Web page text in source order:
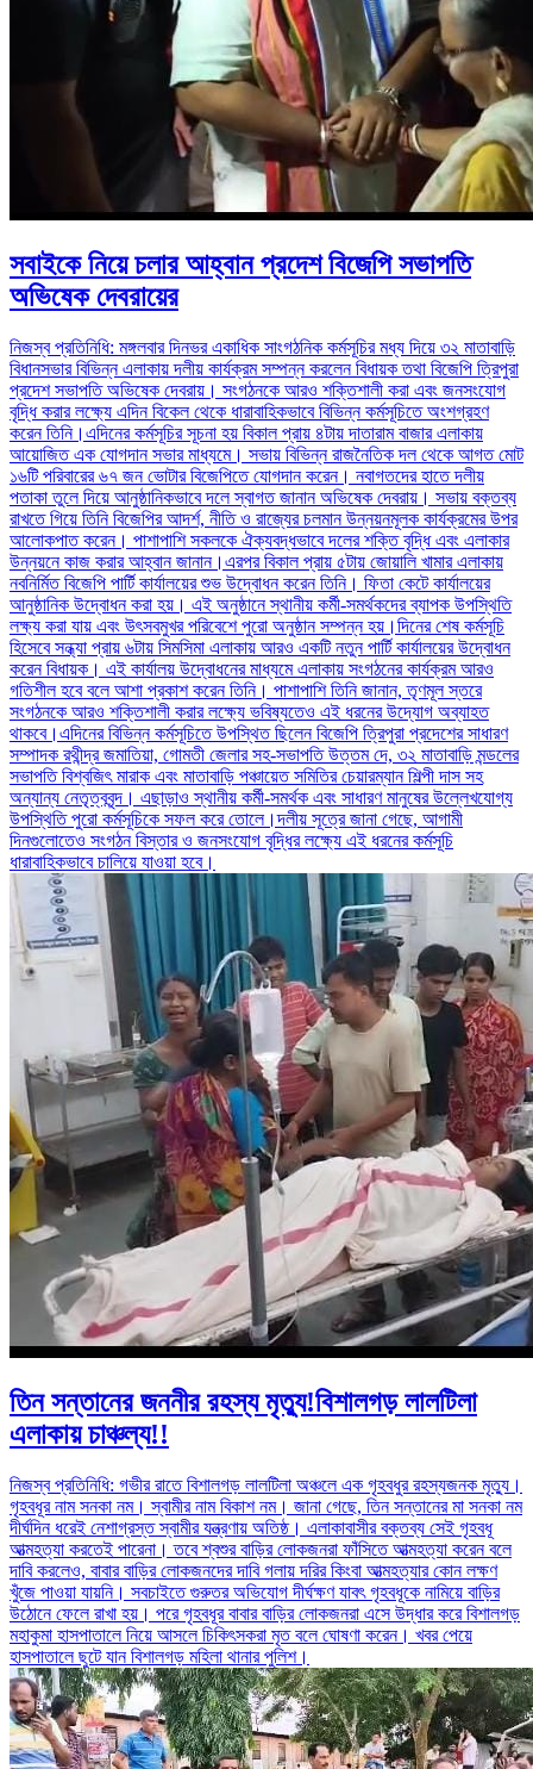
সবাইকে নিয়ে চলার আহ্বান প্রদেশ বিজেপি সভাপতি
অভিষেক দেবরায়ের
নিজস্ব প্রতিনিধি: মঙ্গলবার দিনভর একাধিক সাংগঠনিক কর্মসূচির মধ্য দিয়ে ৩২ মাতাবাড়ি
বিধানসভার বিভিন্ন এলাকায় দলীয় কার্যক্রম সম্পন্ন করলেন বিধায়ক তথা বিজেপি ত্রিপুরা
প্রদেশ সভাপতি অভিষেক দেবরায়। সংগঠনকে আরও শক্তিশালী করা এবং জনসংযোগ
বৃদ্ধি করার লক্ষ্যে এদিন বিকেল থেকে ধারাবাহিকভাবে বিভিন্ন কর্মসূচিতে অংশগ্রহণ
করেন তিনি।এদিনের কর্মসূচির সূচনা হয় বিকাল প্রায় ৪টায় দাতারাম বাজার এলাকায়
আয়োজিত এক যোগদান সভার মাধ্যমে। সভায় বিভিন্ন রাজনৈতিক দল থেকে আগত মোট
১৬টি পরিবারের ৬৭ জন ভোটার বিজেপিতে যোগদান করেন। নবাগতদের হাতে দলীয়
পতাকা তুলে দিয়ে আনুষ্ঠানিকভাবে দলে স্বাগত জানান অভিষেক দেবরায়। সভায় বক্তব্য
রাখতে গিয়ে তিনি বিজেপির আদর্শ, নীতি ও রাজ্যের চলমান উন্নয়নমূলক কার্যক্রমের উপর
আলোকপাত করেন। পাশাপাশি সকলকে ঐক্যবদ্ধভাবে দলের শক্তি বৃদ্ধি এবং এলাকার
উন্নয়নে কাজ করার আহ্বান জানান।এরপর বিকাল প্রায় ৫টায় জোয়ালি খামার এলাকায়
নবনির্মিত বিজেপি পার্টি কার্যালয়ের শুভ উদ্বোধন করেন তিনি। ফিতা কেটে কার্যালয়ের
আনুষ্ঠানিক উদ্বোধন করা হয়। এই অনুষ্ঠানে স্থানীয় কর্মী-সমর্থকদের ব্যাপক উপস্থিতি
লক্ষ্য করা যায় এবং উৎসবমুখর পরিবেশে পুরো অনুষ্ঠান সম্পন্ন হয়।দিনের শেষ কর্মসূচি
হিসেবে সন্ধ্যা প্রায় ৬টায় সিমসিমা এলাকায় আরও একটি নতুন পার্টি কার্যালয়ের উদ্বোধন
করেন বিধায়ক। এই কার্যালয় উদ্বোধনের মাধ্যমে এলাকায় সংগঠনের কার্যক্রম আরও
গতিশীল হবে বলে আশা প্রকাশ করেন তিনি। পাশাপাশি তিনি জানান, তৃণমূল স্তরে
সংগঠনকে আরও শক্তিশালী করার লক্ষ্যে ভবিষ্যতেও এই ধরনের উদ্যোগ অব্যাহত
থাকবে।এদিনের বিভিন্ন কর্মসূচিতে উপস্থিত ছিলেন বিজেপি ত্রিপুরা প্রদেশের সাধারণ
সম্পাদক রথীন্দ্র জমাতিয়া, গোমতী জেলার সহ-সভাপতি উত্তম দে, ৩২ মাতাবাড়ি মন্ডলের
সভাপতি বিশ্বজিৎ মারাক এবং মাতাবাড়ি পঞ্চায়েত সমিতির চেয়ারম্যান শিল্পী দাস সহ
অন্যান্য নেতৃত্ববৃন্দ। এছাড়াও স্থানীয় কর্মী-সমর্থক এবং সাধারণ মানুষের উল্লেখযোগ্য
উপস্থিতি পুরো কর্মসূচিকে সফল করে তোলে।দলীয় সূত্রে জানা গেছে, আগামী
দিনগুলোতেও সংগঠন বিস্তার ও জনসংযোগ বৃদ্ধির লক্ষ্যে এই ধরনের কর্মসূচি
ধারাবাহিকভাবে চালিয়ে যাওয়া হবে।
তিন সন্তানের জননীর রহস্য মৃত্যু!বিশালগড় লালটিলা
এলাকায় চাঞ্চল্য!!
নিজস্ব প্রতিনিধি: গভীর রাতে বিশালগড় লালটিলা অঞ্চলে এক গৃহবধুর রহস্যজনক মৃত্যু।
গৃহবধূর নাম সনকা নম। স্বামীর নাম বিকাশ নম। জানা গেছে, তিন সন্তানের মা সনকা নম
দীর্ঘদিন ধরেই নেশাগ্রস্ত স্বামীর যন্ত্রণায় অতিষ্ঠ। এলাকাবাসীর বক্তব্য সেই গৃহবধূ
আত্মহত্যা করতেই পারেনা। তবে শ্বশুর বাড়ির লোকজনরা ফাঁসিতে আত্মহত্যা করেন বলে
দাবি করলেও, বাবার বাড়ির লোকজনদের দাবি গলায় দরির কিংবা আত্মহত্যার কোন লক্ষণ
খুঁজে পাওয়া যায়নি। সবচাইতে গুরুতর অভিযোগ দীর্ঘক্ষণ যাবৎ গৃহবধূকে নামিয়ে বাড়ির
উঠোনে ফেলে রাখা হয়। পরে গৃহবধূর বাবার বাড়ির লোকজনরা এসে উদ্ধার করে বিশালগড়
মহাকুমা হাসপাতালে নিয়ে আসলে চিকিৎসকরা মৃত বলে ঘোষণা করেন। খবর পেয়ে
হাসপাতালে ছুটে যান বিশালগড় মহিলা থানার পুলিশ।